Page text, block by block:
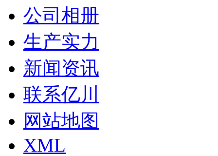
公司相册
生产实力
新闻资讯
联系亿川
网站地图
XML